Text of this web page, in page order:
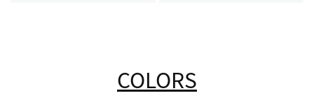
COLORS